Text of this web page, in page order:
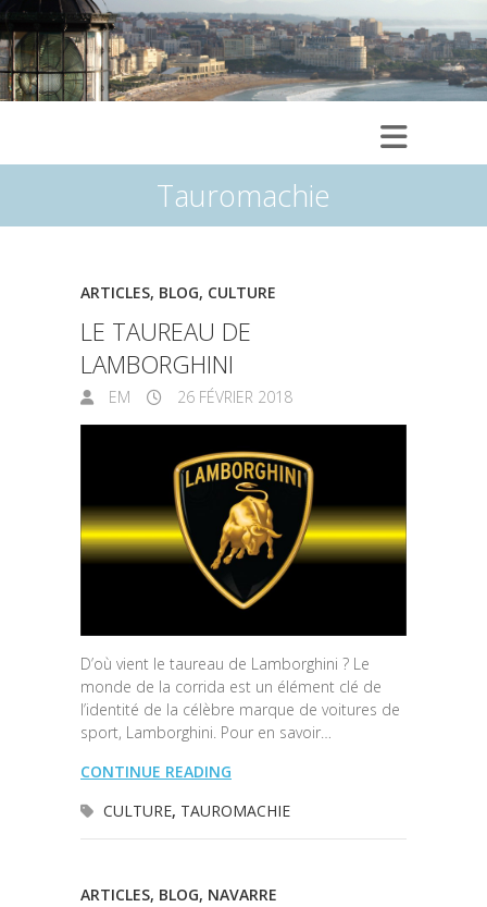
Tauromachie
ARTICLES, BLOG, CULTURE
LE TAUREAU DE
LAMBORGHINI
EM 26 FÉVRIER 2018
D’où vient le taureau de Lamborghini ? Le
monde de la corrida est un élément clé de
l’identité de la célèbre marque de voitures de
sport, Lamborghini. Pour en savoir…
CONTINUE READING
CULTURE, TAUROMACHIE
ARTICLES, BLOG, NAVARRE